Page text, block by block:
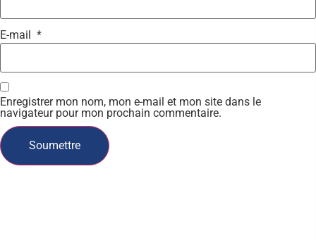
E-mail *
Enregistrer mon nom, mon e-mail et mon site dans le
navigateur pour mon prochain commentaire.